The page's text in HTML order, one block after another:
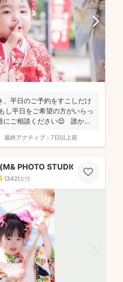
、平日のご予約をすこしだけ
し平日をご希望の方がいらっ
にご相談ください😌 誰かに
最終アクティブ： 7日以上前
PHOTO STUDIO）
(342)女性